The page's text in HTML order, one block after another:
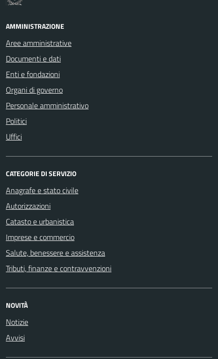
AMMINISTRAZIONE
Aree amministrative
Documenti e dati
Enti e fondazioni
Organi di governo
Personale amministrativo
Politici
Uffici
CATEGORIE DI SERVIZIO
Anagrafe e stato civile
Autorizzazioni
Catasto e urbanistica
Imprese e commercio
Salute, benessere e assistenza
Tributi, finanze e contravvenzioni
NOVITÀ
Notizie
Avvisi